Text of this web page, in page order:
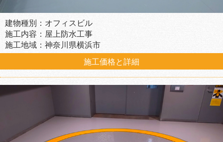
建物種別：オフィスビル
施工内容：屋上防水工事
施工地域：神奈川県横浜市
施工価格と詳細